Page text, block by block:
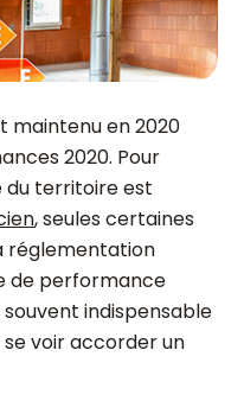
maintenu en 2020
2020. Pour
du territoire est
, seules certaines
réglementation
de performance
indispensable
voir accorder un